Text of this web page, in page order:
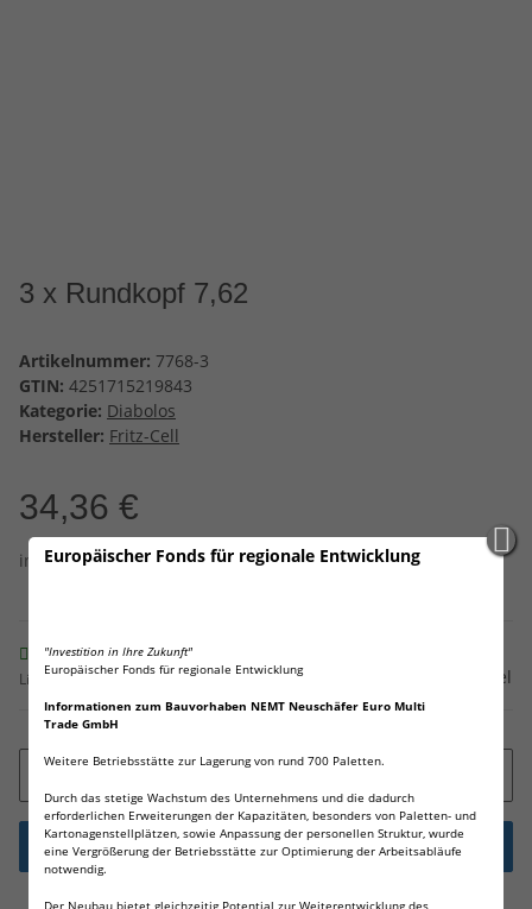
Europäischer Fonds für regionale Entwicklung
"Investition in Ihre Zukunft"
Europäischer Fonds für regionale Entwicklung
Informationen zum Bauvorhaben NEMT Neuschäfer Euro Multi
Trade GmbH
Weitere Betriebsstätte zur Lagerung von rund 700 Paletten.
Durch das stetige Wachstum des Unternehmens und die dadurch
erforderlichen Erweiterungen der Kapazitäten, besonders von Paletten- und
Kartonagenstellplätzen, sowie Anpassung der personellen Struktur, wurde
eine Vergrößerung der Betriebsstätte zur Optimierung der Arbeitsabläufe
notwendig.
Der Neubau bietet gleichzeitig Potential zur Weiterentwicklung des
3 x Rundkopf 7,62
Artikelnummer: 7768-3
GTIN: 4251715219843
Kategorie: Diabolos
Hersteller: Fritz-Cell
34,36 €
inkl. 19% USt. , zzgl.Versand
Sofort verfügbar
Lieferzeit:1 - 3 Werktage(Ausland) Frage zum Artikel